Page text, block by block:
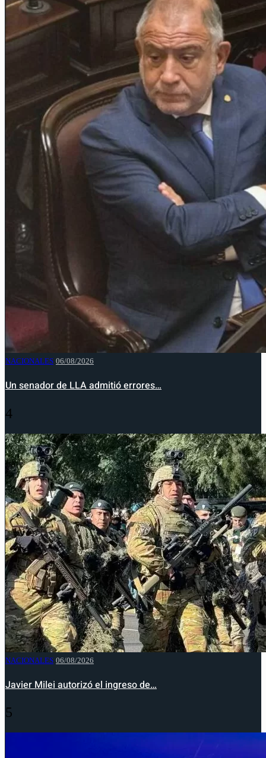
NACIONALES 06/08/2026
Un senador de LLA admitió errores…
4
NACIONALES 06/08/2026
Javier Milei autorizó el ingreso de…
5